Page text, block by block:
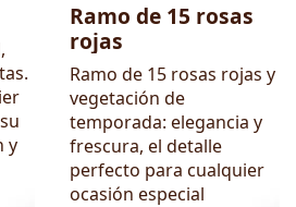
y
Ramo de 15 rosas
rojas
Ramo de 15 rosas rojas y
vegetación de
temporada: elegancia y
frescura, el detalle
perfecto para cualquier
ocasión especial